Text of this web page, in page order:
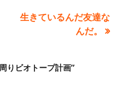
ー
次
生きているんだ友達な
んだ。
りビオトープ計画”